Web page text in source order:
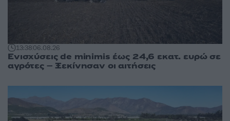
13:3806.08.26
Ενισχύσεις de minimis έως 24,6 εκατ. ευρώ σε
αγρότες – Ξεκίνησαν οι αιτήσεις